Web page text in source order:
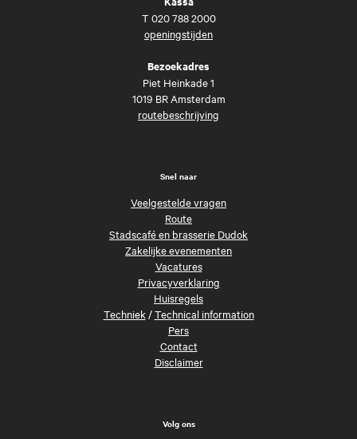
T 020 788 2000
openingstijden
Bezoekadres
Piet Heinkade 1
1019 BR Amsterdam
routebeschrijving
Snel naar
Veelgestelde vragen
Route
Stadscafé en brasserie Dudok
Zakelijke evenementen
Vacatures
Privacyverklaring
Huisregels
Techniek/Technical information
Pers
Contact
Disclaimer
Volg ons